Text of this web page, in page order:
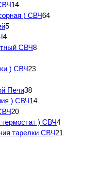
14
) СВЧ64
5
4
СВЧ8
) СВЧ23
Печи38
) СВЧ14
20
термостат ) СВЧ4
тарелки СВЧ21